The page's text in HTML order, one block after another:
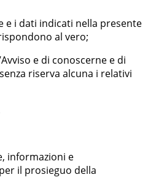
e i dati indicati nella presente
al vero;
e di conoscerne e di
riserva alcuna i relativi
informazioni e
il prosieguo della